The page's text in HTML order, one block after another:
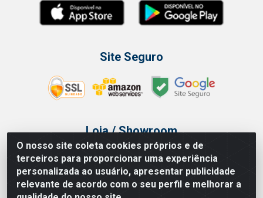
O nosso site coleta cookies próprios e de
terceiros para proporcionar uma experiência
personalizada ao usuário, apresentar publicidade
relevante de acordo com o seu perfil e melhorar a
Site Seguro
Loja / Showroom
Tel.: (11) 3314 6400
Av Vautier, 468 - Pari - São Paulo/SP